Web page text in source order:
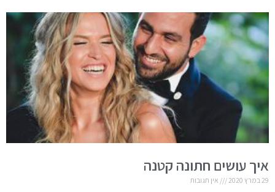
איך עושים חתונה קטנה
29 במרץ 2020 אין תגובות